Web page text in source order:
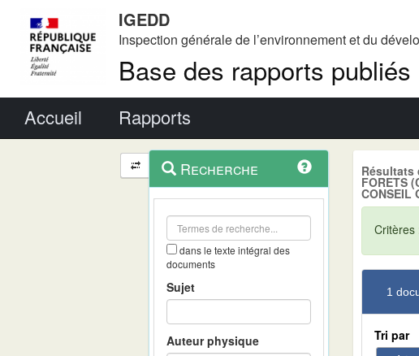
IGEDD
Inspection générale de l’environnement et du
Base des rapports publiés
Accueil Rapports
Navigation
et
outils
contextuel
Recherche
dans le texte intégral des
documents
Sujet
Auteur physique
Résultats
FORETS
CONSEIL
Critères
1
Tri par